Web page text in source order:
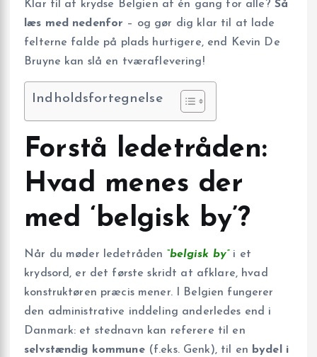
Klar til at krydse Belgien af én gang for alle? Så
læs med nedenfor – og gør dig klar til at lade
felterne falde på plads hurtigere, end Kevin De
Bruyne kan slå en tværaflevering!
Indholdsfortegnelse
Forstå ledetråden:
Hvad menes der
med ‘belgisk by’?
Når du møder ledetråden “belgisk by”i et
krydsord, er det første skridt at afklare, hvad
konstruktøren præcis mener. I Belgien fungerer
den administrative inddeling anderledes end i
Danmark: et stednavn kan referere til en
selvstændig kommune(f.eks. Genk), til en bydel i